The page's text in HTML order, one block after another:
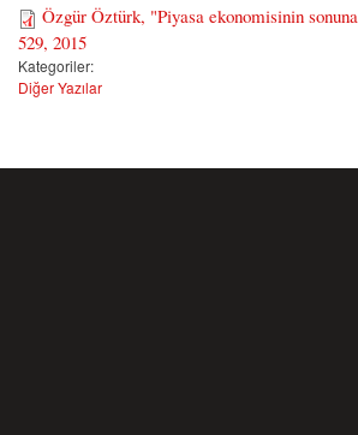
Özgür Öztürk, "Piyasa ekonomisinin
529, 2015
Kategoriler:
Diğer Yazılar